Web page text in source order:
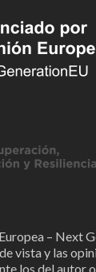
– Next
vista y las
los del autor